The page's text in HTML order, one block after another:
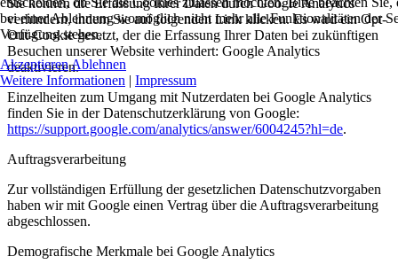
verhindern, indem Sie auf folgenden Link klicken. Es wird ein Opt-
Out-Cookie gesetzt, der die Erfassung Ihrer Daten bei zukünftigen
Besuchen unserer Website verhindert: Google Analytics
deaktivieren.
Einzelheiten zum Umgang mit Nutzerdaten bei Google Analytics
finden Sie in der Datenschutzerklärung von Google:
https://support.google.com/analytics/answer/6004245?hl=de.
Auftragsverarbeitung
Zur vollständigen Erfüllung der gesetzlichen Datenschutzvorgaben
haben wir mit Google einen Vertrag über die Auftragsverarbeitung
abgeschlossen.
Demografische Merkmale bei Google Analytics
bei einer Ablehnung womöglich nicht mehr alle Funktionalitäten der
Verfügung stehen.
AkzeptierenAblehnen
Weitere Informationen | Impressum